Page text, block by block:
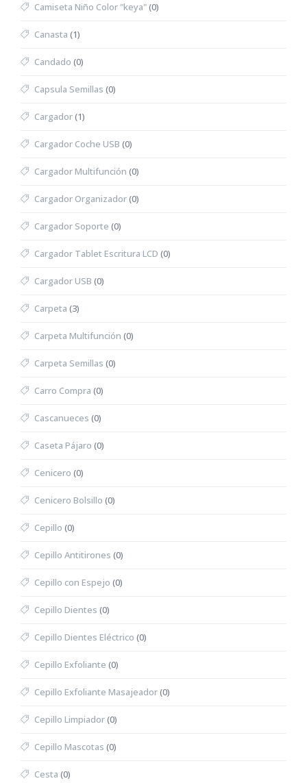
Camiseta Niño Color "keya"(0)
Canasta (1)
Candado (0)
Capsula Semillas (0)
Cargador(1)
Cargador Coche USB (0)
Cargador Multifunción (0)
Cargador Organizador(0)
Cargador Soporte (0)
Cargador Tablet Escritura LCD (0)
Cargador USB (0)
Carpeta (3)
Carpeta Multifunción (0)
Carpeta Semillas (0)
Carro Compra (0)
Cascanueces (0)
Caseta Pájaro (0)
Cenicero (0)
Cenicero Bolsillo (0)
Cepillo (0)
Cepillo Antitirones (0)
Cepillo con Espejo (0)
Cepillo Dientes (0)
Cepillo Dientes Eléctrico (0)
Cepillo Exfoliante (0)
Cepillo Exfoliante Masajeador(0)
Cepillo Limpiador(0)
Cepillo Mascotas (0)
Cesta (0)